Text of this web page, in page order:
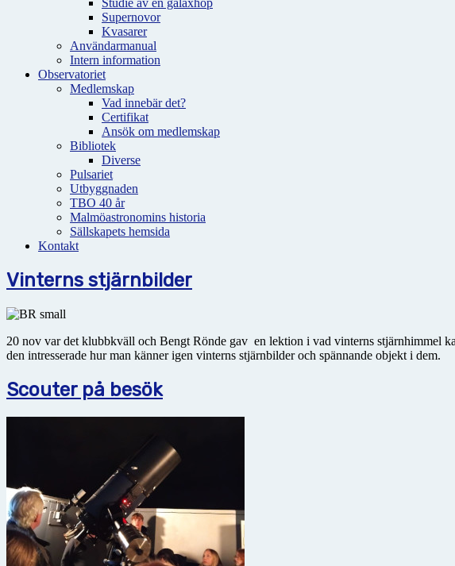
Studie av en galaxhop
Supernovor
Kvasarer
Användarmanual
Intern information
Observatoriet
Medlemskap
Vad innebär det?
Certifikat
Ansök om medlemskap
Bibliotek
Diverse
Pulsariet
Utbyggnaden
TBO 40 år
Malmöastronomins historia
Sällskapets hemsida
Kontakt
Vinterns stjärnbilder
20 nov var det klubbkväll och Bengt Rönde gav en lektion i vad vinterns stjärnhimmel
den intresserade hur man känner igen vinterns stjärnbilder och spännande objekt i dem.
Scouter på besök